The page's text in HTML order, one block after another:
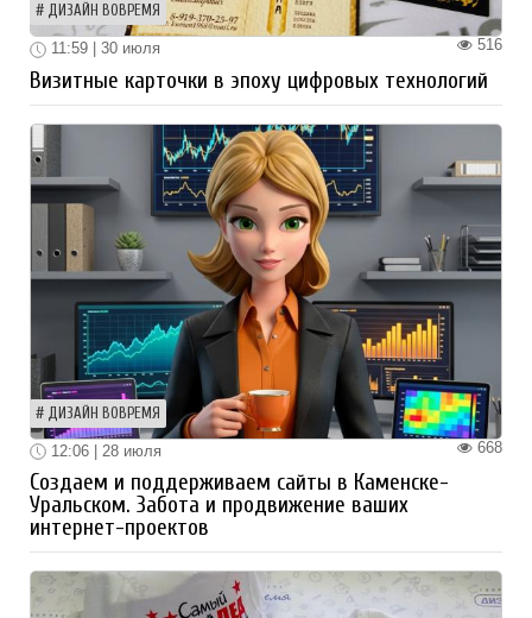
ДИЗАЙН ВОВРЕМЯ
516
11:59 | 30 июля
Визитные карточки в эпоху цифровых технологий
ДИЗАЙН ВОВРЕМЯ
668
12:06 | 28 июля
Создаем и поддерживаем сайты в Каменске-
Уральском. Забота и продвижение ваших
интернет-проектов